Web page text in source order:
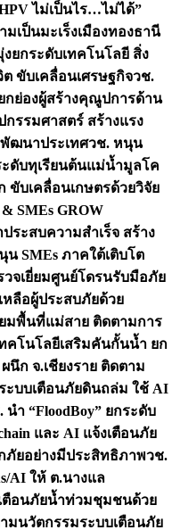
ไม่เป็นไร…ไม่ได้”
มเป็นมะเร็งเมืองทองธานี
ยกระดับเทคโนโลยี สิ่ง
ขับเคลื่อนเศรษฐกิจวช.
กย่องผู้สร้างคุณูปการด้าน
รรมศาสตร์ สร้างแรง
ฒนาประเทศวช. หนุน
ะดับทุเรียนต้นแม่น้ำมูลโค
ขับเคลื่อนเกษตรด้วยวิจัย
SMEs GROW
ระสบความสำเร็จ สร้าง
น SMEs ภาคใต้เติบโต
วจเยี่ยมศูนย์โดรนรับมือภัย
หลือผู้ประสบภัยด้วย
ยมพื้นที่แม่สาย ติดตามการ
คโนโลยีเสริมคันกั้นน้ำ ยก
นึก จ.เชียงราย ติดตาม
ะบบเตือนภัยดินถล่ม ใช้ AI
นำ “FloodBoy” ยกระดับ
และ AI แจ้งเตือนภัย
ยอย่างมีประสิทธิภาพวช.
AI ให้ ต.นางแล
เตือนภัยน้ำท่วมชุมชนด้วย
มนวัตกรรมระบบเตือนภัย